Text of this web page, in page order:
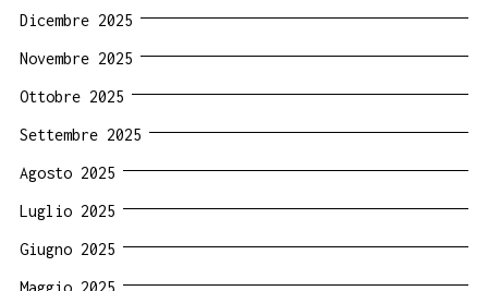
Dicembre 2025
Novembre 2025
Ottobre 2025
Settembre 2025
Agosto 2025
Luglio 2025
Giugno 2025
Maggio 2025